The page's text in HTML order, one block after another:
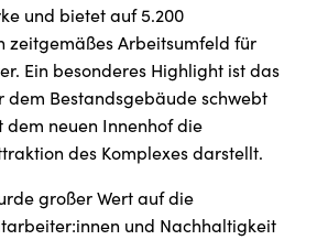
und bietet auf 5.200
zeitgemäßes Arbeitsumfeld für
Ein besonderes Highlight ist das
dem Bestandsgebäude schwebt
dem neuen Innenhof die
des Komplexes darstellt.
großer Wert auf die
und Nachhaltigkeit